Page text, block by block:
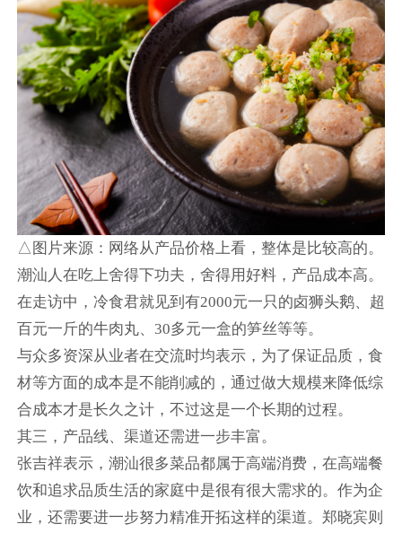
△图片来源：网络从产品价格上看，整体是比较高的。
潮汕人在吃上舍得下功夫，舍得用好料，产品成本高。
在走访中，冷食君就见到有2000元一只的卤狮头鹅、超
百元一斤的牛肉丸、30多元一盒的笋丝等等。
与众多资深从业者在交流时均表示，为了保证品质，食
材等方面的成本是不能削减的，通过做大规模来降低综
合成本才是长久之计，不过这是一个长期的过程。
其三，产品线、渠道还需进一步丰富。
张吉祥表示，潮汕很多菜品都属于高端消费，在高端餐
饮和追求品质生活的家庭中是很有很大需求的。作为企
业，还需要进一步努力精准开拓这样的渠道。郑晓宾则